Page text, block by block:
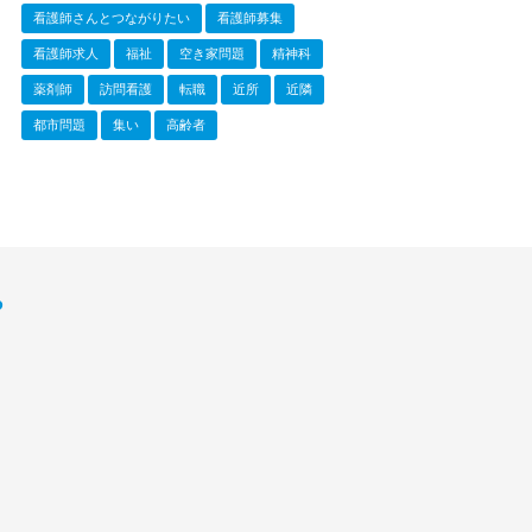
看護師さんとつながりたい 看護師募集
看護師求人 福祉 空き家問題 精神科
薬剤師 訪問看護 転職 近所 近隣
都市問題 集い 高齢者